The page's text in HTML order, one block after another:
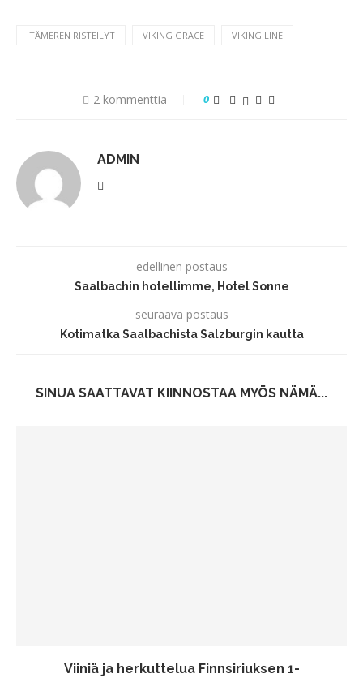
ITÄMEREN RISTEILYT VIKING GRACE VIKING LINE
2 kommenttia 0
ADMIN
edellinen postaus
Saalbachin hotellimme, Hotel Sonne
seuraava postaus
Kotimatka Saalbachista Salzburgin kautta
SINUA SAATTAVAT KIINNOSTAA MYÖS NÄMÄ...
Viiniä ja herkuttelua Finnsiriuksen 1-